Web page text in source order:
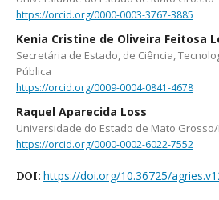
https://orcid.org/0000-0003-3767-3885
Kenia Cristine de Oliveira Feitosa
Secretária de Estado, de Ciência,
Pública
https://orcid.org/0009-0004-0841-4678
Raquel Aparecida Loss
Universidade do Estado de Mato
https://orcid.org/0000-0002-6022-7552
DOI: https://doi.org/10.36725/